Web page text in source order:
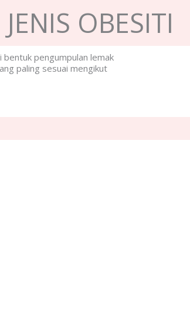
OBESITI
pengumpulan lemak
paling sesuai mengikut